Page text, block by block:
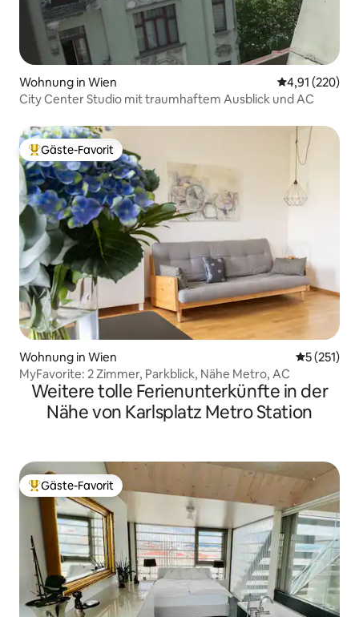
Wohnung in Wien
4,91 (220)
City Center Studio mit traumhaftem Ausblick und AC
Beliebter Gäste-Favorit.
Gäste-Favorit
Wohnung in Wien
5 (251)
MyFavorite: 2 Zimmer, Parkblick, Nähe Metro, AC
Weitere tolle Ferienunterkünfte in der
Nähe von Karlsplatz Metro Station
Beliebter Gäste-Favorit.
Gäste-Favorit